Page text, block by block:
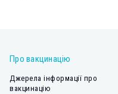
Про вакцинацію
Джерела інформації про
вакцинацію